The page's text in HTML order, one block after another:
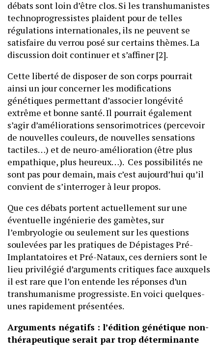
débats sont loin d’être clos. Si les transhumanistes
technoprogressistes plaident pour de telles
régulations internationales, ils ne peuvent se
satisfaire du verrou posé sur certains thèmes. La
discussion doit continuer et s’affiner [2].
Cette liberté de disposer de son corps pourrait
ainsi un jour concerner les modifications
génétiques permettant d’associer longévité
extrême et bonne santé. Il pourrait également
s’agir d’améliorations sensorimotrices (percevoir
de nouvelles couleurs, de nouvelles sensations
tactiles…) et de neuro-amélioration (être plus
empathique, plus heureux…). Ces possibilités ne
sont pas pour demain, mais c’est aujourd’hui qu’il
convient de s’interroger à leur propos.
Que ces débats portent actuellement sur une
éventuelle ingénierie des gamètes, sur
l’embryologie ou seulement sur les questions
soulevées par les pratiques de Dépistages Pré-
Implantatoires et Pré-Nataux, ces derniers sont le
lieu privilégié d’arguments critiques face auxquels
il est rare que l’on entende les réponses d’un
transhumanisme progressiste. En voici quelques-
unes rapidement présentées.
Arguments négatifs : l’édition génétique non-
thérapeutique serait par trop déterminante